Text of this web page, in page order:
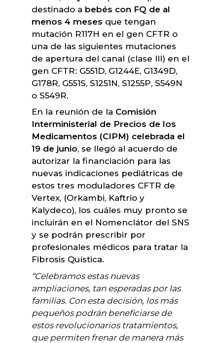
destinado a bebés con FQ de al
menos 4 meses que tengan
mutación R117H en el gen CFTR o
una de las siguientes mutaciones
de apertura del canal (clase III) en el
gen CFTR: G551D, G1244E, G1349D,
G178R, G551S, S1251N, S1255P, S549N
o S549R.
En la reunión de la Comisión
Interministerial de Precios de los
Medicamentos (CIPM) celebrada el
19 de junio, se llegó al acuerdo de
autorizar la financiación para las
nuevas indicaciones pediátricas de
estos tres moduladores CFTR de
Vertex, (Orkambi, Kaftrio y
Kalydeco), los cuáles muy pronto se
incluirán en el Nomenclátor del SNS
y se podrán prescribir por
profesionales médicos para tratar la
Fibrosis Quística.
“Celebramos estas nuevas
ampliaciones, tan esperadas por las
familias. Con esta decisión, los más
pequeños podrán beneficiarse de
estos revolucionarios tratamientos,
que permiten frenar de manera más